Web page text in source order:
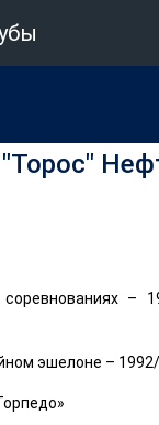
–
эшелоне –